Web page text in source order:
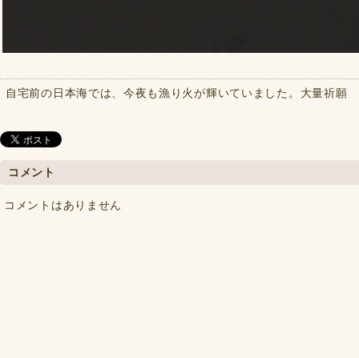
自宅前の日本海では、今夜も漁り火が輝いていました。大量祈願
コメント
コメントはありません